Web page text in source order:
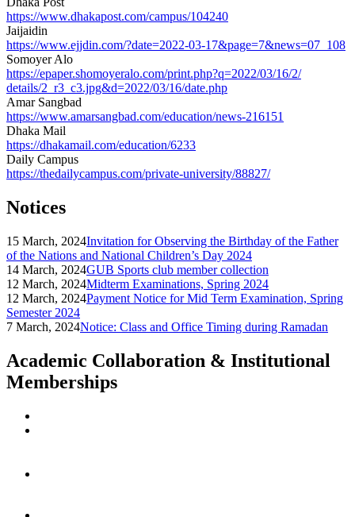
https://www.dhakapost.com/campus/104240
Jaijaidin
https://www.ejjdin.com/?date=2022-03-17&page=7&news=07_108
Somoyer Alo
https://epaper.shomoyeralo.com/print.php?q=2022/03/16/2/
details/2_r3_c3.jpg&d=2022/03/16/date.php
Amar Sangbad
https://www.amarsangbad.com/education/news-216151
Dhaka Mail
https://dhakamail.com/education/6233
Daily Campus
https://thedailycampus.com/private-university/88827/
Notices
15 March, 2024Invitation for Observing the Birthday of the Father
of the Nations and National Children’s Day 2024
14 March, 2024GUB Sports club member collection
12 March, 2024Midterm Examinations, Spring 2024
12 March, 2024Payment Notice for Mid Term Examination, Spring
Semester 2024
7 March, 2024Notice: Class and Office Timing during Ramadan
Academic Collaboration & Institutional
Memberships